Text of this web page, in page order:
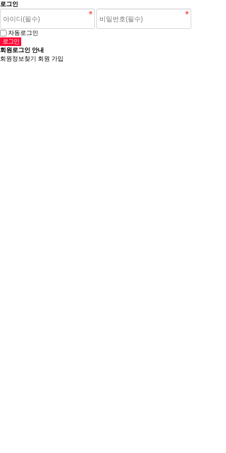
로그인
자동로그인
회원로그인 안내
회원정보찾기
회원 가입